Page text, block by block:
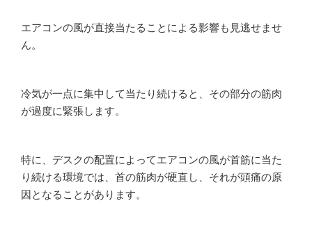
エアコンの風が直接当たることによる影響も見逃せませ
ん。
冷気が一点に集中して当たり続けると、その部分の筋肉
が過度に緊張します。
特に、デスクの配置によってエアコンの風が首筋に当た
り続ける環境では、首の筋肉が硬直し、それが頭痛の原
因となることがあります。